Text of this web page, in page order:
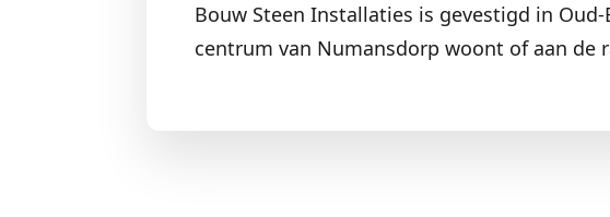
Bouw Steen Installaties is gevestigd in
centrum van Numansdorp woont of aan de